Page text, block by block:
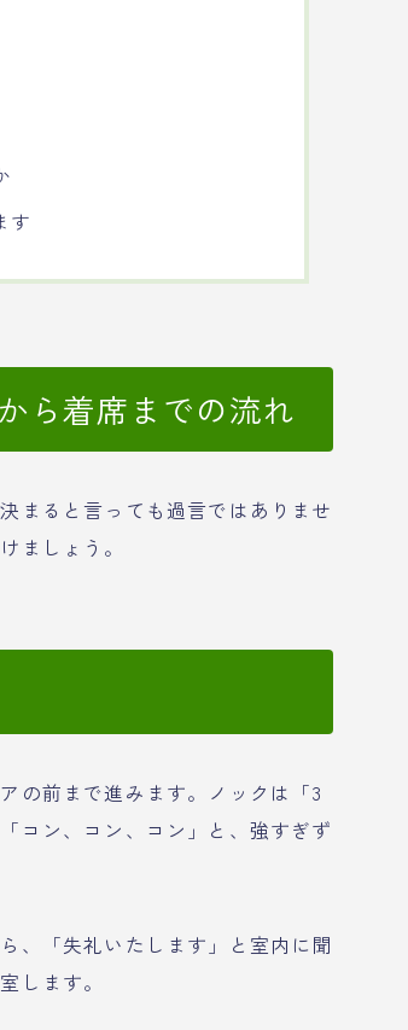
す
ら着席までの流れ
まると言っても過言ではありませ
ましょう。
の前まで進みます。ノックは「3
コン、コン、コン」と、強すぎず
、「失礼いたします」と室内に聞
します。